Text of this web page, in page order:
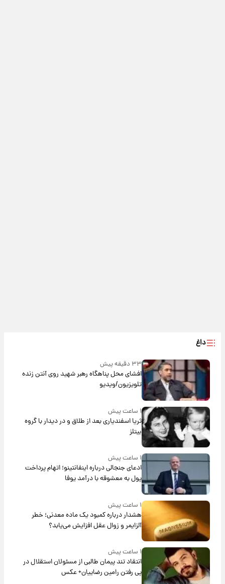
داغ
۳۳ دقیقه پیش
افشای محل پناهگاه‌ رهبر شهید روی آنتن زنده
تلویزیون/ویدیو
۱ ساعت پیش
ثریا اسفندیاری بعد از طلاق و در دیدار با گروه
بیتلز
۱ ساعت پیش
ادعای جنجالی درباره اینفانتینو؛ اتهام پرداخت
پول به معشوقه با درآمد یوفا
۱ ساعت پیش
هشدار درباره کمبود یک ماده معدنی؛ خطر
آلزایمر و زوال عقل افزایش می‌یابد؟
۱ ساعت پیش
انتقاد تند پیمان طالبی از مسئولان استقلال در
پی رفتن رامین رضاییان+ عکس